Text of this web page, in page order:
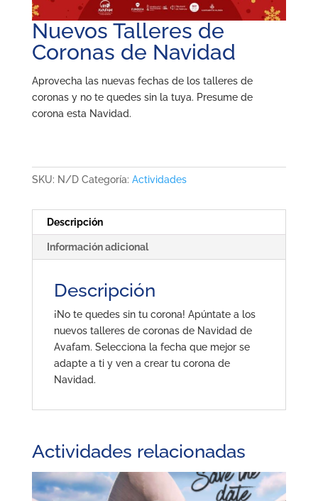
Nuevos Talleres de
Coronas de Navidad
Aprovecha las nuevas fechas de los talleres de
coronas y no te quedes sin la tuya. Presume de
corona esta Navidad.
SKU: N/D Categoría: Actividades
Descripción
Información adicional
Descripción
¡No te quedes sin tu corona! Apúntate a los
nuevos talleres de coronas de Navidad de
Avafam. Selecciona la fecha que mejor se
adapte a ti y ven a crear tu corona de
Navidad.
Actividades relacionadas